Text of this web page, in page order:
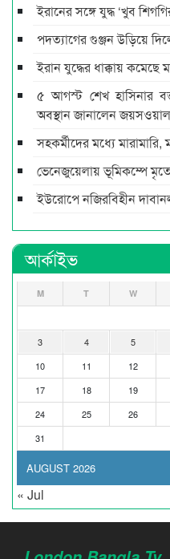
ইরানের সঙ্গে যুদ্ধ ‘খুব
পদত্যাগের গুঞ্জন উড়িয়ে
ইরান যুদ্ধের ধাক্কায় কমেছে
৫ আগস্ট শেখ হাসিনার
অবস্থান জানালেন জয়সওয়াল
সহকর্মীদের মধ্যে
ভেনেজুয়েলায় ভূমিকম্পে
ইউরোপে নজিরবিহীন
আর্কাইভ
AUGUST 2026
M T W
3
4 5
10
11 12
17
18 19
24
25 26
31
« Jul